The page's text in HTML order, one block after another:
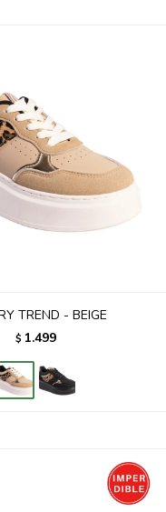
TREND - BEIGE
$ 1.499